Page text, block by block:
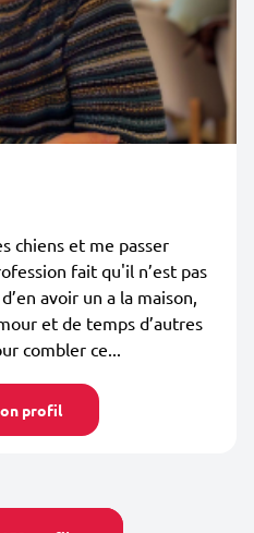
chiens et me passer
fait qu'il n’est pas
avoir un a la maison,
et de temps d’autres
combler ce...
profil